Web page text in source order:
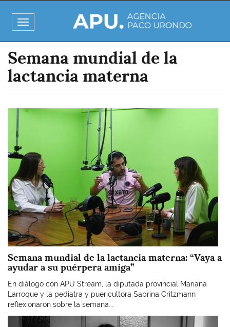
al
contenido
principal
Toggle
navigation
Semana mundial de la
lactancia materna
Imagen
Semana mundial de la lactancia materna: “Vaya a
ayudar a su puérpera amiga”
En diálogo con APU Stream, la diputada provincial Mariana
Larroque y la pediatra y puericultora Sabrina Critzmann
reflexionaron sobre la semana...
Imagen